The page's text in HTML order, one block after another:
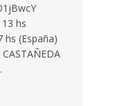
hs
(España)